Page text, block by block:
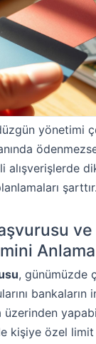
yönetimi
alışverişlerde
şarttır.
Anlama
, günümüzde
kişiye özel limit